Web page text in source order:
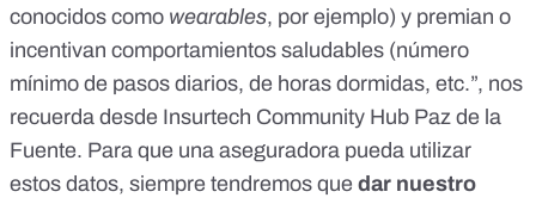
conocidos como wearables, por ejemplo) y premian o
incentivan comportamientos saludables (número
mínimo de pasos diarios, de horas dormidas, etc.”, nos
recuerda desde Insurtech Community Hub Paz de la
Fuente. Para que una aseguradora pueda utilizar
estos datos, siempre tendremos que dar nuestro